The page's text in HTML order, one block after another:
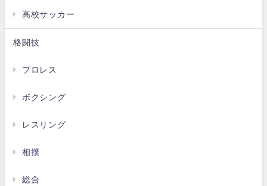
高校サッカー
格闘技
プロレス
ボクシング
レスリング
相撲
総合